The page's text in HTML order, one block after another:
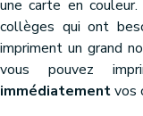
une carte en
collèges qui ont
impriment un grand
vous pouvez
immédiatementvos